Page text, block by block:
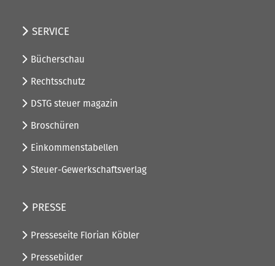
SERVICE
Bücherschau
Rechtsschutz
DSTG steuer magazin
Broschüren
Einkommenstabellen
Steuer-Gewerkschaftsverlag
PRESSE
Presseseite Florian Köbler
Pressebilder